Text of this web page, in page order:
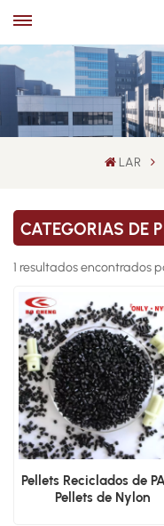
LAR
CATEGORIAS DE
1 resultados encontrados
Pellets Reciclados de
Pellets de Nylon